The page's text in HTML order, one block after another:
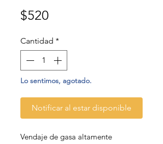
$520
Cantidad *
Lo sentimos, agotado.
Notificar al estar disponible
Vendaje de gasa altamente